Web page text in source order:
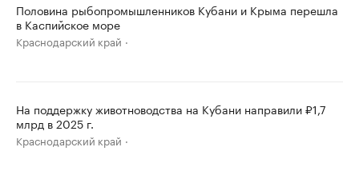
Половина рыбопромышленников Кубани и Крыма перешла
в Каспийское море
Краснодарский край
На поддержку животноводства на Кубани направили ₽1,7
млрд в 2025 г.
Краснодарский край